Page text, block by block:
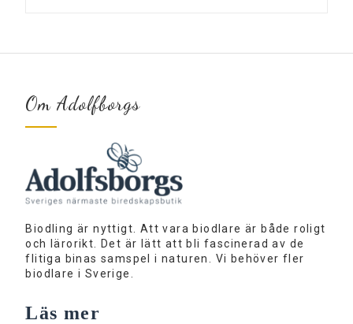
Om Adolfborgs
Biodling är nyttigt. Att vara biodlare är både roligt
och lärorikt. Det är lätt att bli fascinerad av de
flitiga binas samspel i naturen. Vi behöver fler
biodlare i Sverige.
Läs mer